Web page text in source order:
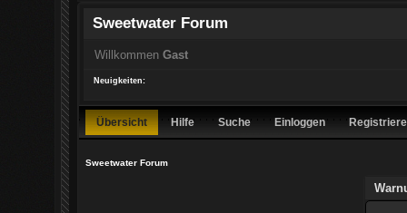
Sweetwater Forum
Willkommen Gast
Neuigkeiten:
Übersicht Hilfe Suche Einloggen
Sweetwater Forum